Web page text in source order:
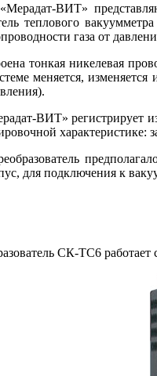
ВИТ»
теплового
га­за от
тонкая никелевая
меняется,
ВИТ» регистрирует
для подключения к
СК-ТС6